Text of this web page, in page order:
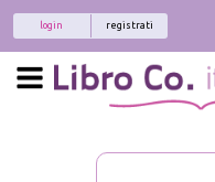
registrati
login